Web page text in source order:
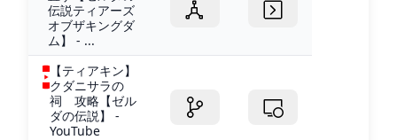
伝説ティアーズ
オブザキングダ
ム】 - ...
【ティアキン】
クダニサラの
祠 攻略【ゼル
ダの伝説】 -
YouTube